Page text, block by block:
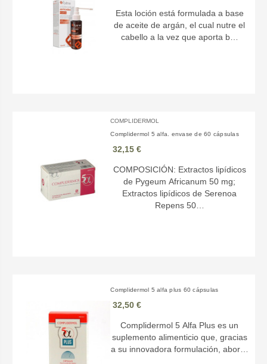
Esta loción está formulada a base
de aceite de argán, el cual nutre el
cabello a la vez que aporta b…
COMPLIDERMOL
Complidermol 5 alfa. envase de 60 cápsulas
32,15 €
COMPOSICIÓN: Extractos lipídicos
de Pygeum Africanum 50 mg;
Extractos lipídicos de Serenoa
Repens 50…
Complidermol 5 alfa plus 60 cápsulas
32,50 €
Complidermol 5 Alfa Plus es un
suplemento alimenticio que, gracias
a su innovadora formulación, abor…